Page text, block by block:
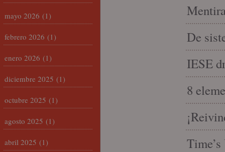
De
IESE
8
mayo 2026 (1)
febrero 2026 (1)
enero 2026 (1)
diciembre 2025 (1)
octubre 2025 (1)
agosto 2025 (1)
abril 2025 (1)